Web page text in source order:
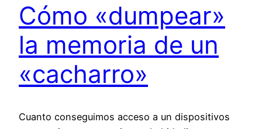
Cómo «dumpear»
la memoria de un
«cacharro»
Cuanto conseguimos acceso a un dispositivos